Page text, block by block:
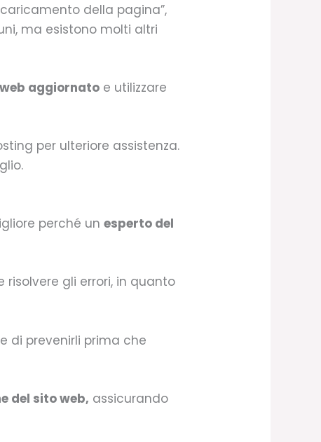
caricamento della pagina”,
ma esistono molti altri
aggiornato e utilizzare
per ulteriore assistenza.
perché unesperto del
gli errori, in quanto
e di prevenirli prima che
del sito web, assicurando